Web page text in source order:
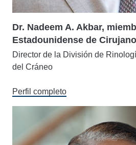
Dr. Nadeem A. Akbar,
Estadounidense de
Director de la División de
del Cráneo
Perfil completo